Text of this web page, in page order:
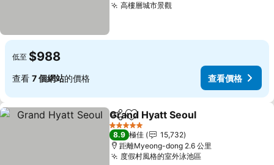
高樓層城市景觀查看價格
低至 $988
查看 7 個網站的價格 查看價格
分享 放到收藏夾
Grand Hyatt Seoul
5 星級
8.9 極佳
15,732
距離Myeong-dong 2.6 公里
度假村風格的室外泳池區查看價格